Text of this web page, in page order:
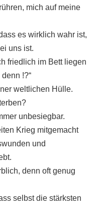
mich auf meine
es wirklich wahr ist,
uns ist.
friedlich im Bett liegen
!?“
weltlichen Hülle.
unbesiegbar.
Krieg mitgemacht
und
denn oft genug
selbst die stärksten